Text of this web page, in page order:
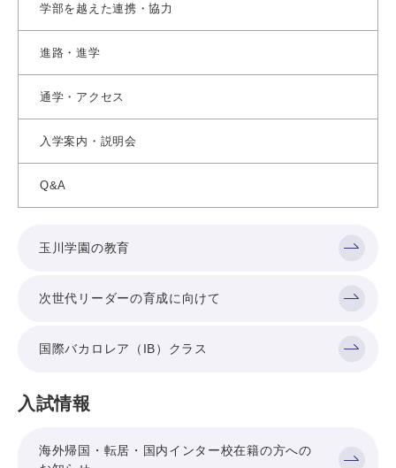
学部を越えた連携・協力
進路・進学
通学・アクセス
入学案内・説明会
Q&A
玉川学園の教育
次世代リーダーの育成に向けて
国際バカロレア（IB）クラス
入試情報
海外帰国・転居・国内インター校在籍の方への